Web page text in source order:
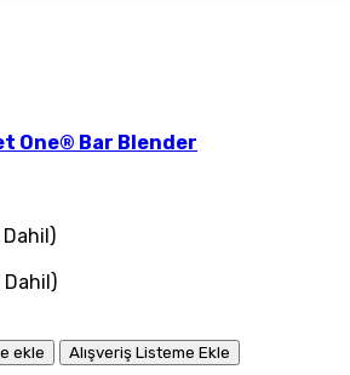
One® Bar Blender
Dahil)
Dahil)
ekle
Alışveriş Listeme Ekle